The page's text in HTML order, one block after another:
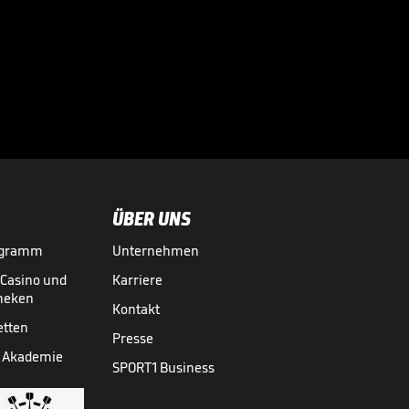
und
Akademie
ÜBER UNS
Unternehmen
Karriere
Kontakt
Presse
SPORT1 Business